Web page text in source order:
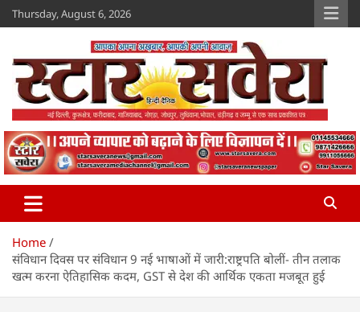
Skip
to
Thursday, August 6, 2026
Star Savera
www.starsavera.com
Home
संविधान दिवस पर संविधान 9 नई भाषाओं में जारी:राष्ट्रपति बोलीं- तीन तलाक
खत्म करना ऐतिहासिक कदम, GST से देश की आर्थिक एकता मजबूत हुई